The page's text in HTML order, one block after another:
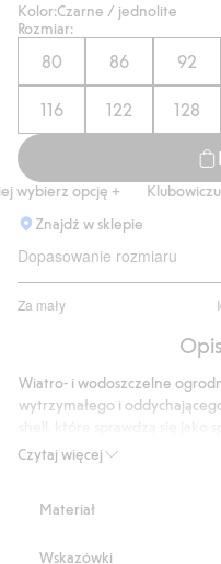
Kolor:Czarne / jednolite
Rozmiar:
80 86 92
116 122 128
opcję + Klubowiczu
Znajdź w sklepie
Dopasowanie rozmiaru
Za mały
na
511
głosów
Czytaj więcej
Wiatro- i wodoszczelne
wytrzymałego i
zabawy i aktywności na
Wiatro- i wodoszczelne,
Wodoodporna
Materiał
Wskazówki